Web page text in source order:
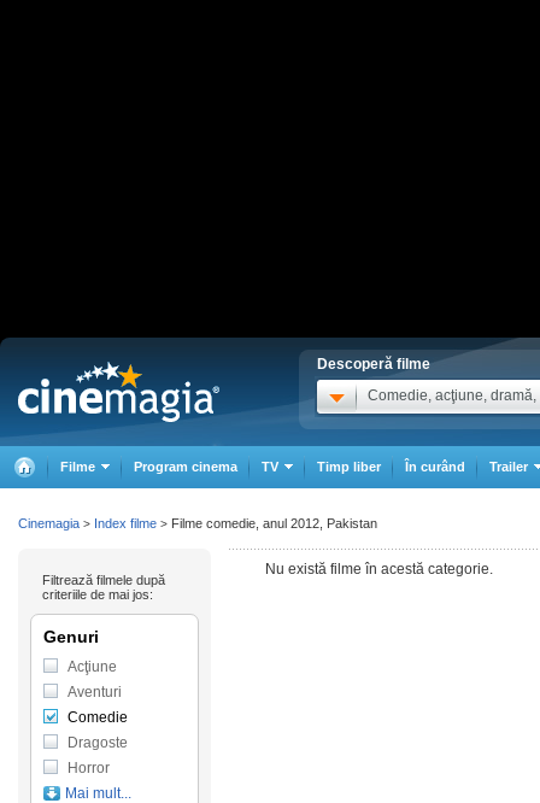
Descoperă filme
Comedie, acţiune, dramă,
Filme Program cinema TV Timp liber În curând Trailer
Nu există filme în acestă categorie.
Filtrează filmele după
criteriile de mai jos:
Genuri
Acţiune
Aventuri
Comedie
Dragoste
Horror
Mai mult...
Cinemagia > Index filme > Filme comedie, anul 2012, Pakistan